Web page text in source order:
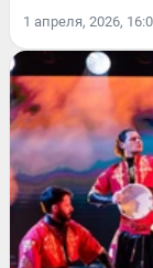
1 апреля, 2026,